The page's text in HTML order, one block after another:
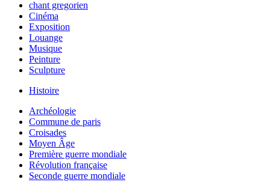
chant gregorien
Cinéma
Exposition
Louange
Musique
Peinture
Sculpture
Histoire
Archéologie
Commune de paris
Croisades
Moyen Âge
Première guerre mondiale
Révolution française
Seconde guerre mondiale